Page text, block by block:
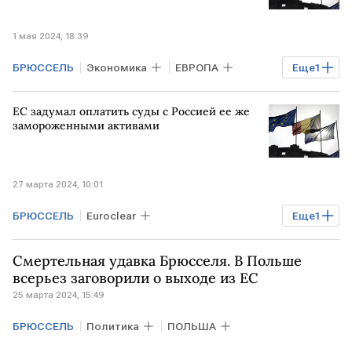
1 мая 2024, 18:39
Еще1
БРЮССЕЛЬ Экономика ЕВРОПА
санкции против РФ
ЕС задумал оплатить суды с Россией ее же
замороженными активами
27 марта 2024, 10:01
Еще1
БРЮССЕЛЬ Euroclear
замороженные российские активы
Смертельная удавка Брюсселя. В Польше
всерьез заговорили о выходе из ЕС
25 марта 2024, 15:49
БРЮССЕЛЬ Политика ПОЛЬША